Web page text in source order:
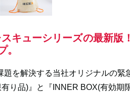
キューシリーズの最新版
。
を解決する当社オリジナルの緊
り品)』と『INNER BOX(有効期